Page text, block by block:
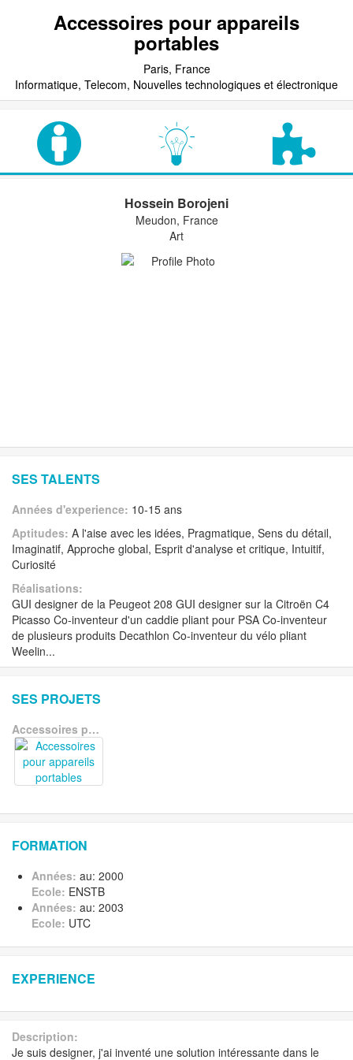
Accessoires pour appareils
portables
Paris, France
Informatique, Telecom, Nouvelles technologiques et électronique
Hossein Borojeni
Meudon, France
Art
SES TALENTS
Années d'experience: 10-15 ans
Aptitudes: A l'aise avec les idées, Pragmatique, Sens du détail,
Imaginatif, Approche global, Esprit d'analyse et critique, Intuitif,
Curiosité
Réalisations:
GUI designer de la Peugeot 208 GUI designer sur la Citroën C4
Picasso Co-inventeur d'un caddie pliant pour PSA Co-inventeur
de plusieurs produits Decathlon Co-inventeur du vélo pliant
Weelin...
SES PROJETS
Accessoires pour appareils portables
FORMATION
Années: au: 2000
Ecole: ENSTB
Années: au: 2003
Ecole: UTC
EXPERIENCE
Description:
Je suis designer, j'ai inventé une solution intéressante dans le